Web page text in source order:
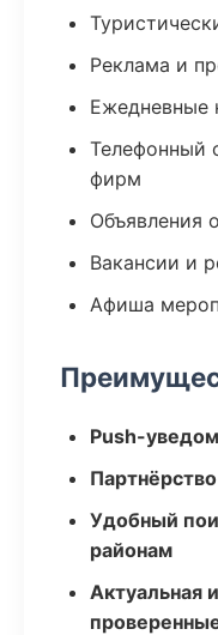
Реклама и
Ежедневные
Телефонный
фирм
Объявления
Вакансии и
Афиша
Push-
Удобный
районам
Актуальная